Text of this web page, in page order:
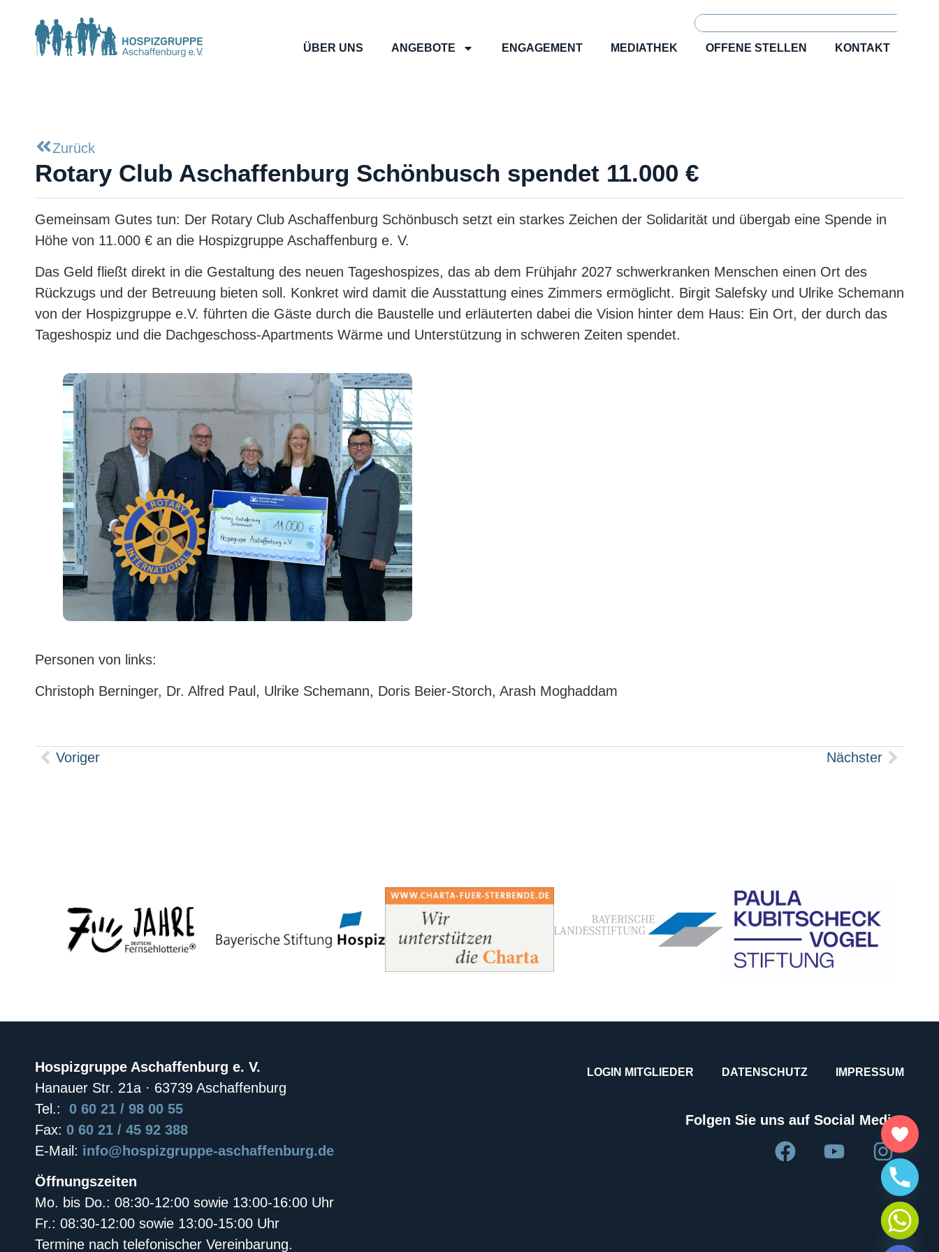
ÜBER UNS ANGEBOTE ENGAGEMENT MEDIATHEK OFFENE STELLEN KONTAKT
Zurück
Rotary Club Aschaffenburg Schönbusch spendet 11.000 €
Gemeinsam Gutes tun: Der Rotary Club Aschaffenburg Schönbusch setzt ein starkes Zeichen der Solidarität und übergab eine Spende in
Höhe von 11.000 € an die Hospizgruppe Aschaffenburg e. V.
Das Geld fließt direkt in die Gestaltung des neuen Tageshospizes, das ab dem Frühjahr 2027 schwerkranken Menschen einen Ort des
Rückzugs und der Betreuung bieten soll. Konkret wird damit die Ausstattung eines Zimmers ermöglicht. Birgit Salefsky und Ulrike Schemann
von der Hospizgruppe e.V. führten die Gäste durch die Baustelle und erläuterten dabei die Vision hinter dem Haus: Ein Ort, der durch das
Tageshospiz und die Dachgeschoss-Apartments Wärme und Unterstützung in schweren Zeiten spendet.
Personen von links:
Christoph Berninger, Dr. Alfred Paul, Ulrike Schemann, Doris Beier-Storch, Arash Moghaddam
Voriger Nächster
Hospizgruppe Aschaffenburg e. V.
Hanauer Str. 21a · 63739 Aschaffenburg
Tel.: 0 60 21 / 98 00 55
Fax: 0 60 21 / 45 92 388
E-Mail: info@hospizgruppe-aschaffenburg.de
Öffnungszeiten
Mo. bis Do.: 08:30-12:00 sowie 13:00-16:00 Uhr
Fr.: 08:30-12:00 sowie 13:00-15:00 Uhr
Termine nach telefonischer Vereinbarung.
LOGIN MITGLIEDER DATENSCHUTZ IMPRESSUM
Folgen Sie uns auf Social Media:
HIDE CHATY